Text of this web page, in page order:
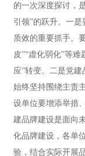
的一次深度探讨，
引领”的跃升。一
质效的重要抓手。
皮”“虚化弱化”等
应”转变。二是党
始终坚持围绕主责
设单位要增添举措
建品牌建设是面向
化品牌建设，各单
验，结合实际开展